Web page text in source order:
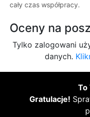
cały czas współpracy.
Oceny na
Tylko zalogowani
danych.
To
Gratulacje!